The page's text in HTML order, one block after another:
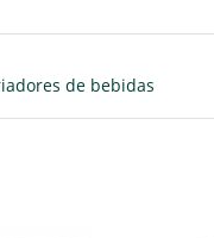
de bebidas